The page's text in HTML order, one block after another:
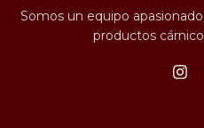
Somos un equipo
productos